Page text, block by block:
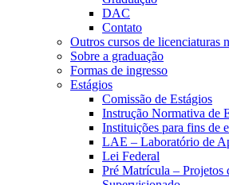
DAC
Contato
Outros cursos de
Sobre a graduação
Formas de ingresso
Estágios
Comissão de Estágios
Instrução Normativa de
Instituições para fins de
LAE – Laboratório de
Lei Federal
Pré Matrícula – Projetos